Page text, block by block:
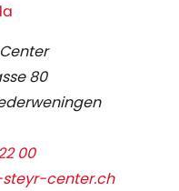
80
00
center.ch